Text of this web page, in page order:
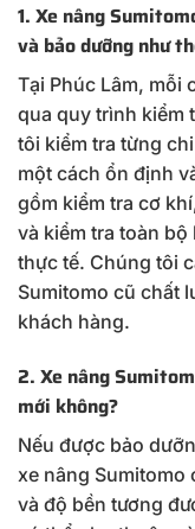
1. Xe nâng
và bảo dưỡng như
Tại Phúc Lâm, mỗi
qua quy trình kiểm
tôi kiểm tra từng
một cách ổn định
gồm kiểm tra cơ
và kiểm tra toàn
thực tế. Chúng tôi
Sumitomo cũ chất
khách hàng.
2. Xe nâng
mới không?
Nếu được bảo
xe nâng Sumitomo
và độ bền tương